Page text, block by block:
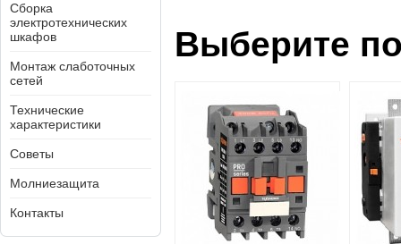
Сборка
электротехнических
шкафов
Монтаж слаботочных
сетей
Технические
характеристики
Советы
Молниезащита
Контакты
Выберите